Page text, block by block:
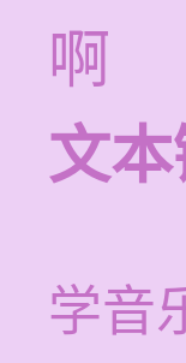
啊
文本
学音